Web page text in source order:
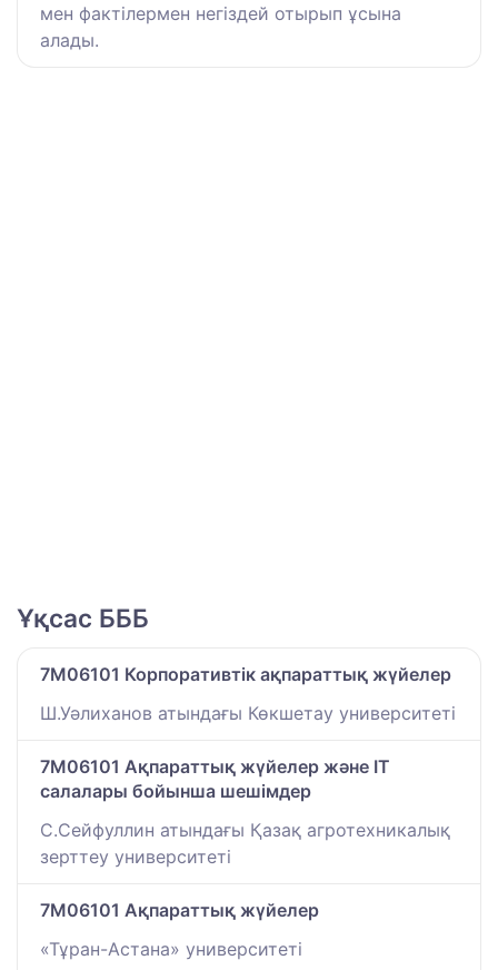
мен фактілермен негіздей отырып ұсына
алады.
Ұқсас БББ
7M06101 Корпоративтік ақпараттық жүйелер
Ш.Уәлиханов атындағы Көкшетау университетi
7M06101 Ақпараттық жүйелер және IT
салалары бойынша шешімдер
С.Сейфуллин атындағы Қазақ агротехникалық
зерттеу университеті
7M06101 Ақпараттық жүйелер
«Тұран-Астана» университеті